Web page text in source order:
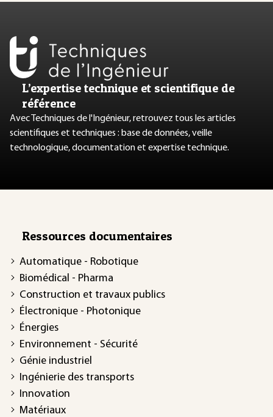
L’expertise technique et scientifique de
référence
Avec Techniques de l'Ingénieur, retrouvez tous les articles
scientifiques et techniques : base de données, veille
technologique, documentation et expertise technique.
Ressources documentaires
Automatique - Robotique
Biomédical - Pharma
Construction et travaux publics
Électronique - Photonique
Énergies
Environnement - Sécurité
Génie industriel
Ingénierie des transports
Innovation
Matériaux